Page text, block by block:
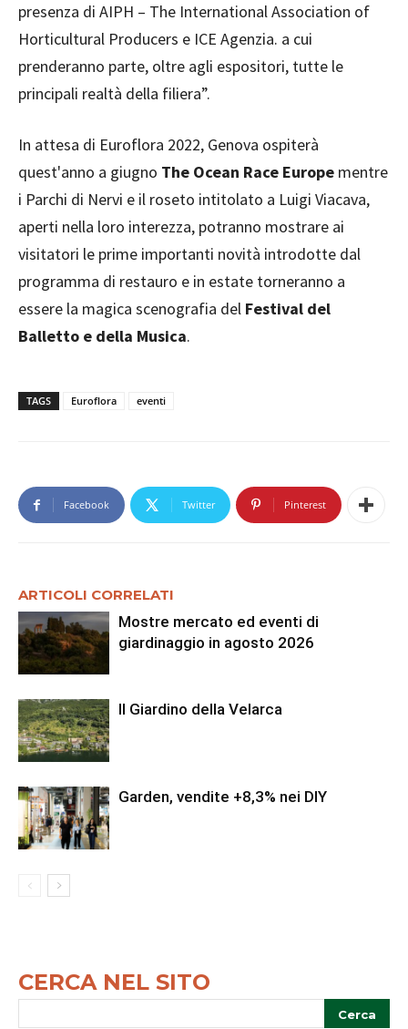
presenza di AIPH – The International Association of
Horticultural Producers e ICE Agenzia. a cui
prenderanno parte, oltre agli espositori, tutte le
principali realtà della filiera”.
In attesa di Euroflora 2022, Genova ospiterà
quest'anno a giugno The Ocean Race Europe mentre
i Parchi di Nervi e il roseto intitolato a Luigi Viacava,
aperti nella loro interezza, potranno mostrare ai
visitatori le prime importanti novità introdotte dal
programma di restauro e in estate torneranno a
essere la magica scenografia del Festival del
Balletto e della Musica.
TAGS Euroflora eventi
Facebook Twitter Pinterest
ARTICOLI CORRELATI
Mostre mercato ed eventi di
giardinaggio in agosto 2026
Il Giardino della Velarca
Garden, vendite +8,3% nei DIY
CERCA NEL SITO